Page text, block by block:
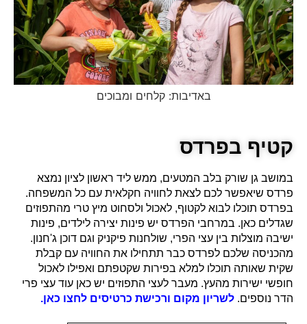
באדיבות: קלחים ומבוכים
קטיף בפרדס
במושב גן שורק בלב המטעים, ממש ליד ראשון לציון נמצא
פרדס שיאפשר לכם לצאת לחוויה חקלאית עם כל המשפחה.
בפרדס תוכלו לבוא לקטוף, לאכול ולסחוט מיץ טרי מהתפוזים
שגדלים כאן. במרחבי הפרדס יש פינות יצירה לילדים, פינות
ישיבה מוצלות בין עצי הפרי, שולחנות פיקניק וגם דוכן ג'חנון.
מהכניסה שלכם לפרדס כבר תתחילו את החוויה עם קבלת
שקית שאותה תוכלו למלא בפירות שקטפתם ואפילו לאכול
חופשי ישירות מהעץ. מעבר לעצי התפוזים יש כאן עוד עצי פרי
הדר נוספים. לשריון מקום ורכישת כרטיסים לחצו כאן.